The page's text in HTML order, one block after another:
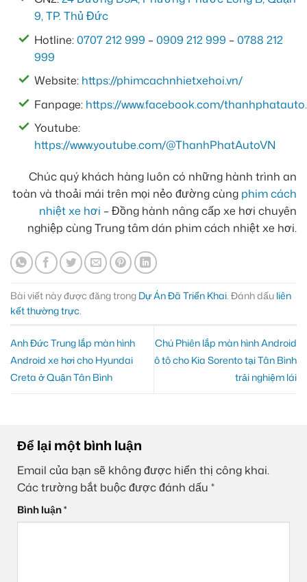
9, TP. Thủ Đức
Hotline:0707 212 999 –0909 212 999 –0788 212
999
Website: https://phimcachnhietxehoi.vn/
Fanpage: https://www.facebook.com/
Youtube:
https://www.youtube.com/@ThanhPhatAutoVN
Chúc quý khách hàng luôn có những hành trình an
toàn và thoải mái trên mọi nẻo đường cùng phim cách
nhiệt xe hơi – Đồng hành nâng cấp xe hơi chuyên
nghiệp cùng Trung tâm dán phim cách nhiệt xe hơi.
Bài viết này được đăng trong Dự Án Đã Triển Khai. Đánh dấu liên
kết thường trực.
Anh Đức Trung lắp màn hình
Android xe hơi cho Hyundai
Creta ở Quận Tân Bình
Chú Phiên lắp màn hình Android
ô tô cho Kia Sorento tại Tân Bình
trải nghiệm lái
Để lại một bình luận
Email của bạn sẽ không được hiển thị công khai.
Các trường bắt buộc được đánh dấu *
Bình luận*